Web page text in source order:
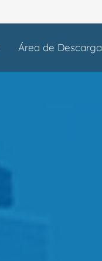
Área de Descarga